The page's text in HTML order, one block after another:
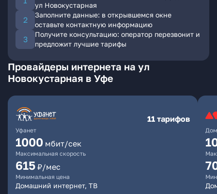
ул Новокустарная
Заполните данные: в открывшемся окне
оставьте контактную информацию
Получите консультацию: оператор перезвонит и
предложит лучшие тарифы
Провайдеры интернета на ул
Новокустарная в Уфе
Уфанет
11 тарифов
1000 мбит/сек
Максимальная скорость
615 ₽/мес
Минимальная цена
Домашний интернет, ТВ